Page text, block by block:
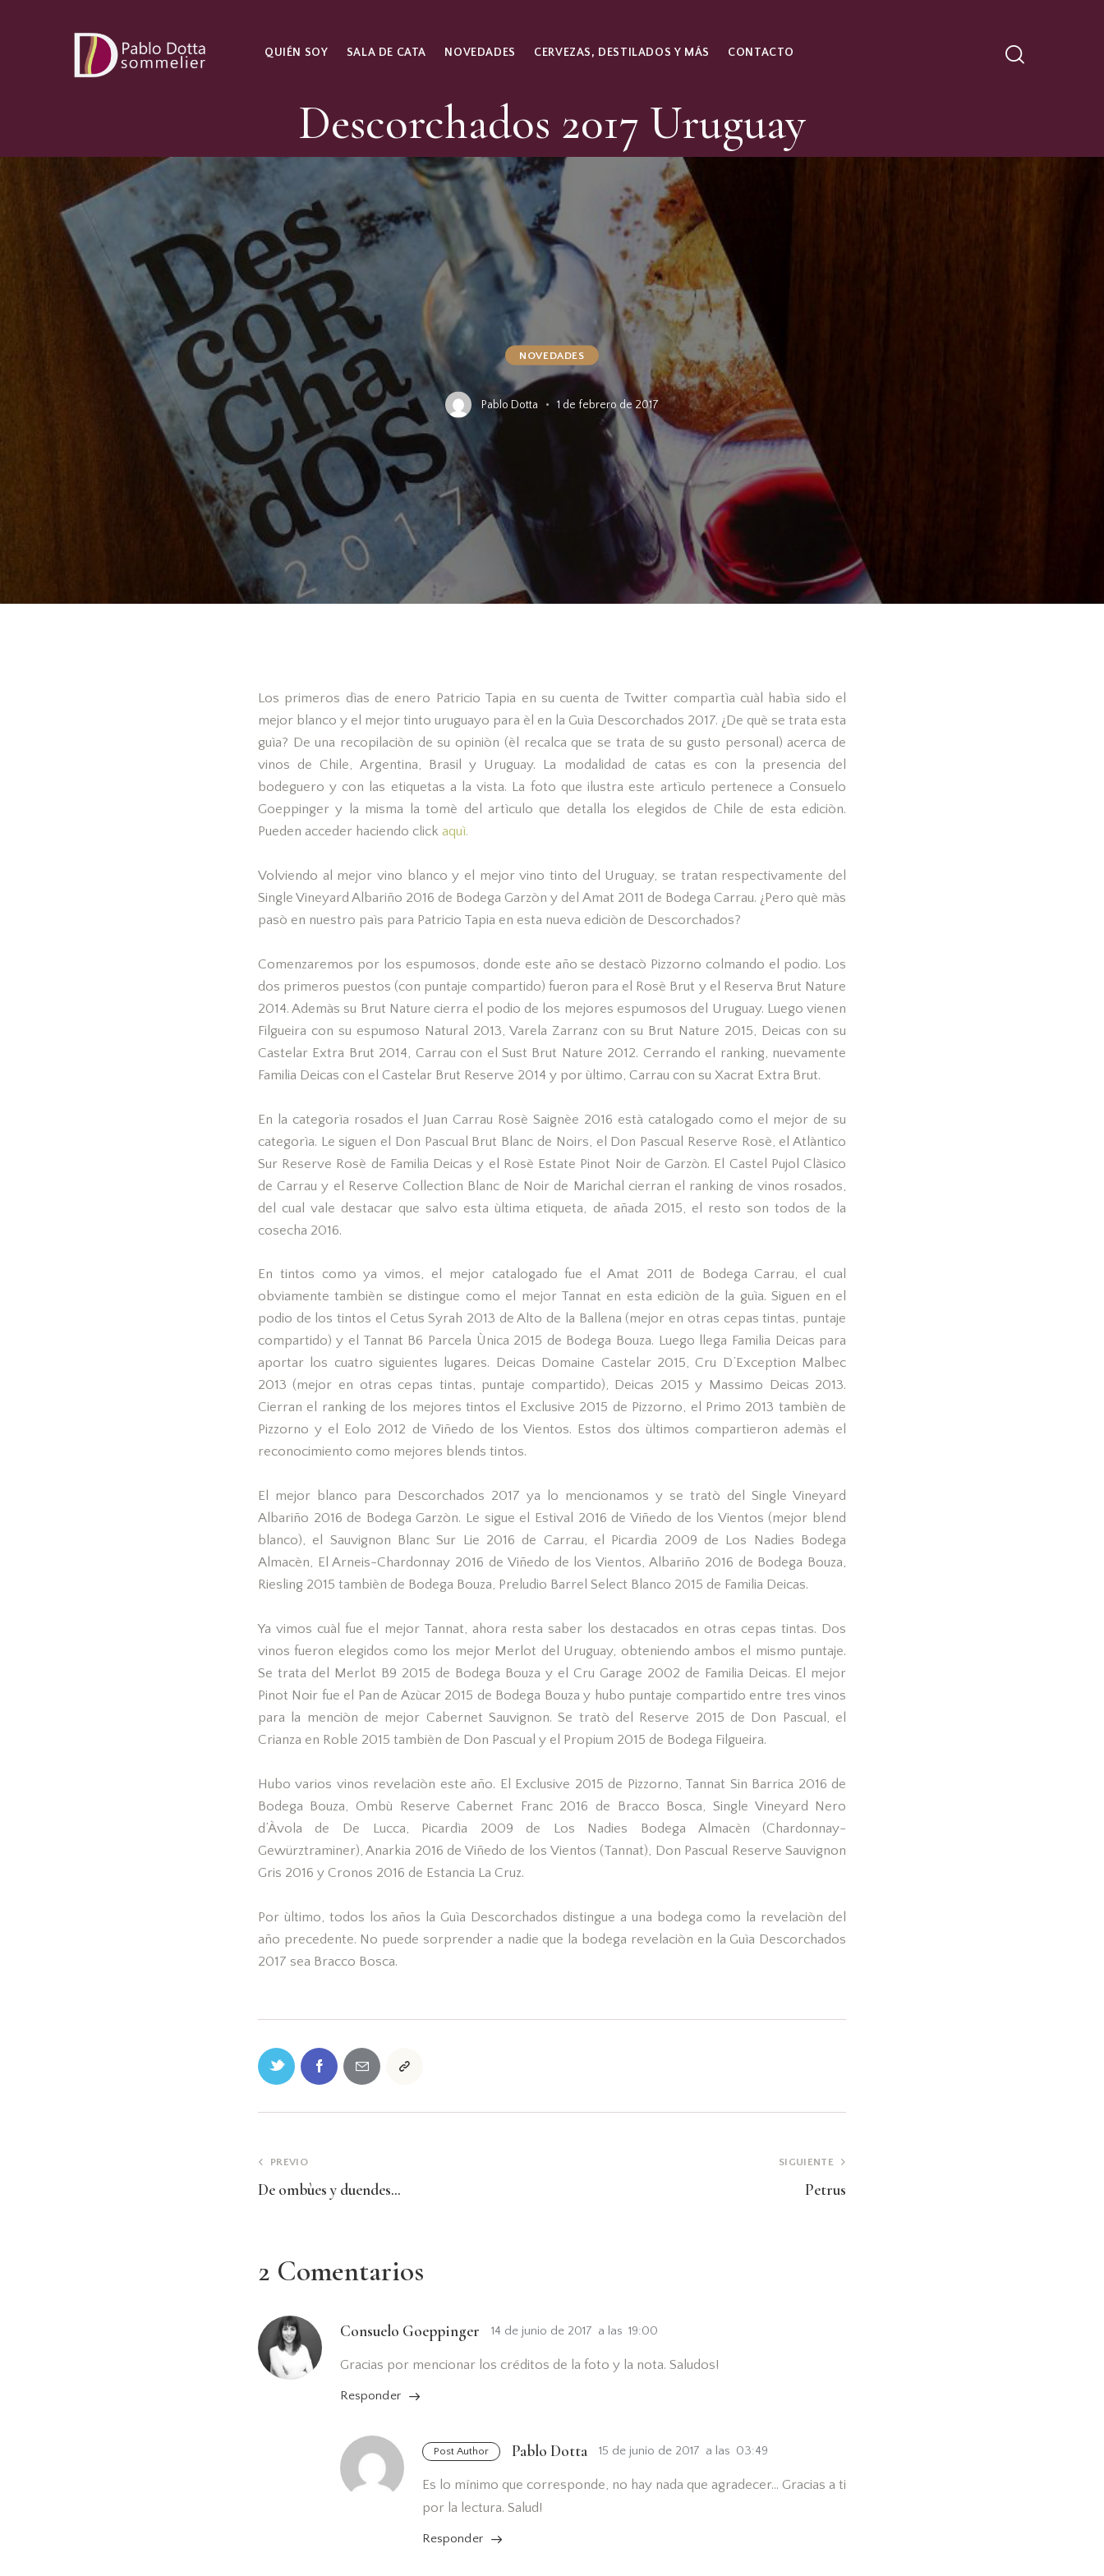
QUIÉN SOY SALA DE CATA NOVEDADES CERVEZAS, DESTILADOS Y MÁS CONTACTO
Descorchados 2017 Uruguay
NOVEDADES
Pablo Dotta 1 de febrero de 2017
Los primeros dìas de enero Patricio Tapia en su cuenta de Twitter compartìa cuàl habìa sido el
mejor blanco y el mejor tinto uruguayo para èl en la Guìa Descorchados 2017. ¿De què se trata esta
guìa? De una recopilaciòn de su opiniòn (èl recalca que se trata de su gusto personal) acerca de
vinos de Chile, Argentina, Brasil y Uruguay. La modalidad de catas es con la presencia del
bodeguero y con las etiquetas a la vista. La foto que ilustra este artìculo pertenece a Consuelo
Goeppinger y la misma la tomè del artìculo que detalla los elegidos de Chile de esta ediciòn.
Pueden acceder haciendo click aquì.
Volviendo al mejor vino blanco y el mejor vino tinto del Uruguay, se tratan respectivamente del
Single Vineyard Albariño 2016 de Bodega Garzòn y del Amat 2011 de Bodega Carrau. ¿Pero què màs
pasò en nuestro paìs para Patricio Tapia en esta nueva ediciòn de Descorchados?
Comenzaremos por los espumosos, donde este año se destacò Pizzorno colmando el podio. Los
dos primeros puestos (con puntaje compartido) fueron para el Rosè Brut y el Reserva Brut Nature
2014. Ademàs su Brut Nature cierra el podio de los mejores espumosos del Uruguay. Luego vienen
Filgueira con su espumoso Natural 2013, Varela Zarranz con su Brut Nature 2015, Deicas con su
Castelar Extra Brut 2014, Carrau con el Sust Brut Nature 2012. Cerrando el ranking, nuevamente
Familia Deicas con el Castelar Brut Reserve 2014 y por ùltimo, Carrau con su Xacrat Extra Brut.
En la categorìa rosados el Juan Carrau Rosè Saignèe 2016 està catalogado como el mejor de su
categorìa. Le siguen el Don Pascual Brut Blanc de Noirs, el Don Pascual Reserve Rosè, el Atlàntico
Sur Reserve Rosè de Familia Deicas y el Rosè Estate Pinot Noir de Garzòn. El Castel Pujol Clàsico
de Carrau y el Reserve Collection Blanc de Noir de Marichal cierran el ranking de vinos rosados,
del cual vale destacar que salvo esta ùltima etiqueta, de añada 2015, el resto son todos de la
cosecha 2016.
En tintos como ya vimos, el mejor catalogado fue el Amat 2011 de Bodega Carrau, el cual
obviamente tambièn se distingue como el mejor Tannat en esta ediciòn de la guìa. Siguen en el
podio de los tintos el Cetus Syrah 2013 de Alto de la Ballena (mejor en otras cepas tintas, puntaje
compartido) y el Tannat B6 Parcela Ùnica 2015 de Bodega Bouza. Luego llega Familia Deicas para
aportar los cuatro siguientes lugares. Deicas Domaine Castelar 2015, Cru D’Exception Malbec
2013 (mejor en otras cepas tintas, puntaje compartido), Deicas 2015 y Massimo Deicas 2013.
Cierran el ranking de los mejores tintos el Exclusive 2015 de Pizzorno, el Primo 2013 tambièn de
Pizzorno y el Eolo 2012 de Viñedo de los Vientos. Estos dos ùltimos compartieron ademàs el
reconocimiento como mejores blends tintos.
El mejor blanco para Descorchados 2017 ya lo mencionamos y se tratò del Single Vineyard
Albariño 2016 de Bodega Garzòn. Le sigue el Estival 2016 de Viñedo de los Vientos (mejor blend
blanco), el Sauvignon Blanc Sur Lie 2016 de Carrau, el Picardìa 2009 de Los Nadies Bodega
Almacèn, El Arneis-Chardonnay 2016 de Viñedo de los Vientos, Albariño 2016 de Bodega Bouza,
Riesling 2015 tambièn de Bodega Bouza, Preludio Barrel Select Blanco 2015 de Familia Deicas.
Ya vimos cuàl fue el mejor Tannat, ahora resta saber los destacados en otras cepas tintas. Dos
vinos fueron elegidos como los mejor Merlot del Uruguay, obteniendo ambos el mismo puntaje.
Se trata del Merlot B9 2015 de Bodega Bouza y el Cru Garage 2002 de Familia Deicas. El mejor
Pinot Noir fue el Pan de Azùcar 2015 de Bodega Bouza y hubo puntaje compartido entre tres vinos
para la menciòn de mejor Cabernet Sauvignon. Se tratò del Reserve 2015 de Don Pascual, el
Crianza en Roble 2015 tambièn de Don Pascual y el Propium 2015 de Bodega Filgueira.
Hubo varios vinos revelaciòn este año. El Exclusive 2015 de Pizzorno, Tannat Sin Barrica 2016 de
Bodega Bouza, Ombù Reserve Cabernet Franc 2016 de Bracco Bosca, Single Vineyard Nero
d’Àvola de De Lucca, Picardìa 2009 de Los Nadies Bodega Almacèn (Chardonnay-
Gewürztraminer), Anarkia 2016 de Viñedo de los Vientos (Tannat), Don Pascual Reserve Sauvignon
Gris 2016 y Cronos 2016 de Estancia La Cruz.
Por ùltimo, todos los años la Guìa Descorchados distingue a una bodega como la revelaciòn del
año precedente. No puede sorprender a nadie que la bodega revelaciòn en la Guìa Descorchados
2017 sea Bracco Bosca.
PREVIO
De ombùes y duendes…
SIGUIENTE
Petrus
2 Comentarios
Consuelo Goeppinger 14 de junio de 2017 a las 19:00
Gracias por mencionar los créditos de la foto y la nota. Saludos!
Responder
Post Author Pablo Dotta 15 de junio de 2017 a las 03:49
Es lo mínimo que corresponde, no hay nada que agradecer… Gracias a ti
por la lectura. Salud!
Responder